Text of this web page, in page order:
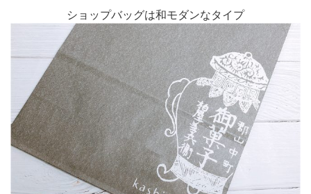
ショップバッグは和モダンなタイプ